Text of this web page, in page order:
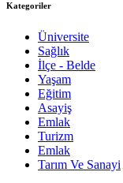
Kategoriler
Üniversite
Sağlık
İlçe - Belde
Yaşam
Eğitim
Asayiş
Emlak
Turizm
Emlak
Tarım Ve Sanayi